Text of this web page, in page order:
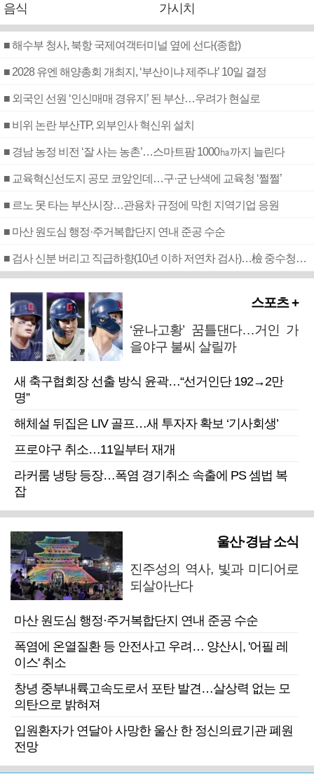
음식
가시치
■ 해수부 청사, 북항 국제여객터미널 옆에 선다(종합)
■ 2028 유엔 해양총회 개최지, ‘부산이냐 제주냐’ 10일 결정
■ 외국인 선원 ‘인신매매 경유지’ 된 부산…우려가 현실로
■ 비위 논란 부산TP, 외부인사 혁신위 설치
■ 경남 농정 비전 ‘잘 사는 농촌’…스마트팜 1000㏊까지 늘린다
■ 교육혁신선도지 공모 코앞인데…구·군 난색에 교육청 ‘쩔쩔’
■ 르노 못 타는 부산시장…관용차 규정에 막힌 지역기업 응원
■ 마산 원도심 행정·주거복합단지 연내 준공 수순
■ 검사 신분 버리고 직급하향(10년 이하 저연차 검사)…檢 중수청행 기피
스포츠 +
‘윤나고황’ 꿈틀댄다…거인 가
을야구 불씨 살릴까
새 축구협회장 선출 방식 윤곽…“선거인단 192→2만
명”
해체설 뒤집은 LIV 골프…새 투자자 확보 ‘기사회생’
프로야구 취소…11일부터 재개
라커룸 냉탕 등장…폭염 경기취소 속출에 PS 셈법 복
잡
울산·경남 소식
진주성의 역사, 빛과 미디어로
되살아난다
마산 원도심 행정·주거복합단지 연내 준공 수순
폭염에 온열질환 등 안전사고 우려… 양산시, '어필 레
이스' 취소
창녕 중부내륙고속도로서 포탄 발견…살상력 없는 모
의탄으로 밝혀져
입원환자가 연달아 사망한 울산 한 정신의료기관 폐원
전망